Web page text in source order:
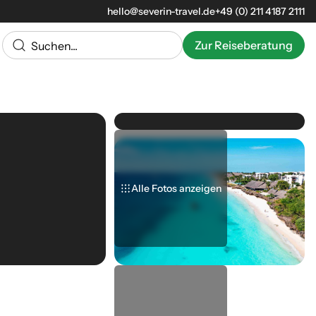
hello@severin-travel.de+49 (0) 211 4187 2111
Zur Reiseberatung
Alle Fotos anzeigen